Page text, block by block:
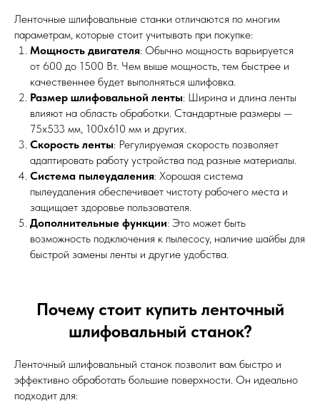
Ленточные шлифовальные станки отличаются по многим
параметрам, которые стоит учитывать при покупке:
Мощность двигателя: Обычно мощность варьируется
от 600 до 1500 Вт. Чем выше мощность, тем быстрее и
качественнее будет выполняться шлифовка.
Размер шлифовальной ленты: Ширина и длина ленты
влияют на область обработки. Стандартные размеры —
75x533 мм, 100x610 мм и других.
Скорость ленты: Регулируемая скорость позволяет
адаптировать работу устройства под разные материалы.
Система пылеудаления: Хорошая система
пылеудаления обеспечивает чистоту рабочего места и
защищает здоровье пользователя.
Дополнительные функции: Это может быть
возможность подключения к пылесосу, наличие шайбы для
быстрой замены ленты и другие удобства.
Почему стоит купить ленточный
шлифовальный станок?
Ленточный шлифовальный станок позволит вам быстро и
эффективно обработать большие поверхности. Он идеально
подходит для: